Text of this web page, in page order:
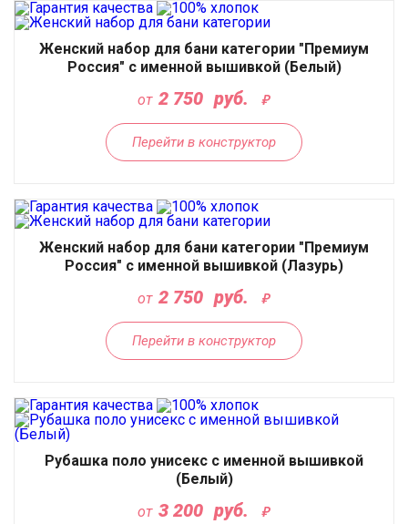
Женский набор для бани категории "Премиум
Россия" с именной вышивкой (Белый)
от 2 750 руб.
Перейти в конструктор
Женский набор для бани категории "Премиум
Россия" с именной вышивкой (Лазурь)
от 2 750 руб.
Перейти в конструктор
Рубашка поло унисекс с именной вышивкой
(Белый)
от 3 200 руб.